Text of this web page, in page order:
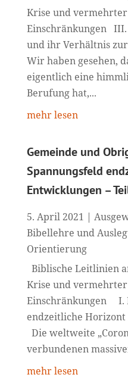
Krise und
Einschränkungen III.
und ihr Verhältnis
Wir haben gesehen,
eigentlich eine
Berufung hat,...
mehr lesen
Gemeinde und
Spannungsfeld
Entwicklungen –
5. April 2021 |
Bibellehre und
Orientierung
Biblische Leitlinien
Krise und
Einschränkungen I.
endzeitliche
Die weltweite
verbundenen
mehr lesen